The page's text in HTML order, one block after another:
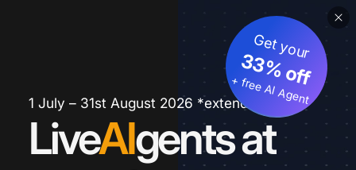
1 July – 31st August 2026 *extended
LiveAIgents at
Get your
33% off
+ free AI Agent